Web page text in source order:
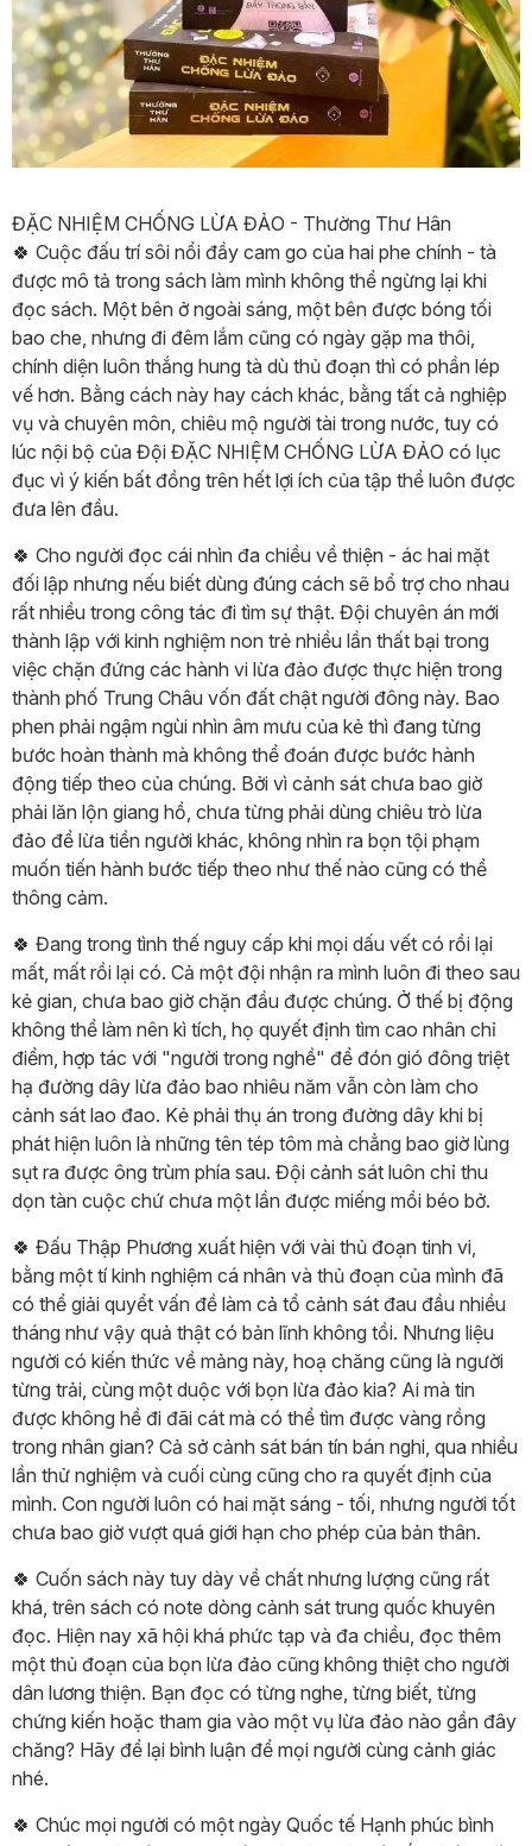
ĐẶC NHIỆM CHỐNG LỪA ĐẢO - Thường Thư Hân
🍀 Cuộc đấu trí sôi nổi đầy cam go của hai phe chính - tà
được mô tả trong sách làm mình không thể ngừng lại khi
đọc sách. Một bên ở ngoài sáng, một bên được bóng tối
bao che, nhưng đi đêm lắm cũng có ngày gặp ma thôi,
chính diện luôn thắng hung tà dù thủ đoạn thì có phần lép
vế hơn. Bằng cách này hay cách khác, bằng tất cả nghiệp
vụ và chuyên môn, chiêu mộ người tài trong nước, tuy có
lúc nội bộ của Đội ĐẶC NHIỆM CHỐNG LỪA ĐẢO có lục
đục vì ý kiến bất đồng trên hết lợi ích của tập thể luôn được
đưa lên đầu.
🍀 Cho người đọc cái nhìn đa chiều về thiện - ác hai mặt
đối lập nhưng nếu biết dùng đúng cách sẽ bổ trợ cho nhau
rất nhiều trong công tác đi tìm sự thật. Đội chuyên án mới
thành lập với kinh nghiệm non trẻ nhiều lần thất bại trong
việc chặn đứng các hành vi lừa đảo được thực hiện trong
thành phố Trung Châu vốn đất chật người đông này. Bao
phen phải ngậm ngùi nhìn âm mưu của kẻ thì đang từng
bước hoàn thành mà không thể đoán được bước hành
động tiếp theo của chúng. Bởi vì cảnh sát chưa bao giờ
phải lăn lộn giang hồ, chưa từng phải dùng chiêu trò lừa
đảo để lừa tiền người khác, không nhìn ra bọn tội phạm
muốn tiến hành bước tiếp theo như thế nào cũng có thể
thông cảm.
🍀 Đang trong tình thế nguy cấp khi mọi dấu vết có rồi lại
mất, mất rồi lại có. Cả một đội nhận ra mình luôn đi theo sau
kẻ gian, chưa bao giờ chặn đầu được chúng. Ở thế bị động
không thể làm nên kì tích, họ quyết định tìm cao nhân chỉ
điểm, hợp tác với "người trong nghề" để đón gió đông triệt
hạ đường dây lừa đảo bao nhiêu năm vẫn còn làm cho
cảnh sát lao đao. Kẻ phải thụ án trong đường dây khi bị
phát hiện luôn là những tên tép tôm mà chẳng bao giờ lùng
sụt ra được ông trùm phía sau. Đội cảnh sát luôn chỉ thu
dọn tàn cuộc chứ chưa một lần được miếng mồi béo bở.
🍀 Đấu Thập Phương xuất hiện với vài thủ đoạn tinh vi,
bằng một tí kinh nghiệm cá nhân và thủ đoạn của mình đã
có thể giải quyểt vấn đề làm cả tổ cảnh sát đau đầu nhiều
tháng như vậy quả thật có bản lĩnh không tồi. Nhưng liệu
người có kiến thức về mảng này, hoạ chăng cũng là người
từng trải, cùng một duộc với bọn lừa đảo kia? Ai mà tin
được không hề đi đãi cát mà có thể tìm được vàng rồng
trong nhân gian? Cả sở cảnh sát bán tín bán nghi, qua nhiều
lần thử nghiệm và cuối cùng cũng cho ra quyết định của
mình. Con người luôn có hai mặt sáng - tối, nhưng người tốt
chưa bao giờ vượt quá giới hạn cho phép của bản thân.
🍀 Cuốn sách này tuy dày về chất nhưng lượng cũng rất
khá, trên sách có note dòng cảnh sát trung quốc khuyên
đọc. Hiện nay xã hội khá phức tạp và đa chiều, đọc thêm
một thủ đoạn của bọn lừa đảo cũng không thiệt cho người
dân lương thiện. Bạn đọc có từng nghe, từng biết, từng
chứng kiến hoặc tham gia vào một vụ lừa đảo nào gần đây
chăng? Hãy để lại bình luận để mọi người cùng cảnh giác
nhé.
🍀 Chúc mọi người có một ngày Quốc tế Hạnh phúc bình